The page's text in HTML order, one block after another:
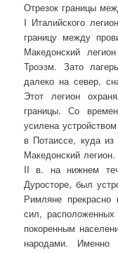
Отрезок границы
I Италийского
границу между
Македонский
Троэзм. Зато
далеко на север,
Этот легион
границы. Со
усилена
в Потаиссе, куда
Македонский
II в. на нижнем
Дуросторе, был
Римляне прекрасно
сил, расположенных
покоренным
народами. Именно